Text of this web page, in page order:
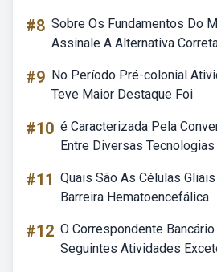
#8 Sobre Os Fundamentos Do
Assinale A Alternativa
#9 No Período Pré-colonial
Teve Maior Destaque Foi
#10 é Caracterizada Pela
Entre Diversas Tecnologias
#11 Quais São As Células
Barreira Hematoencefálica
#12 O Correspondente
Seguintes Atividades